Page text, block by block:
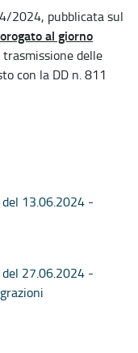
2024, pubblicata sul
al giorno
delle
con la DD n. 811
13.06.2024 -
27.06.2024 -